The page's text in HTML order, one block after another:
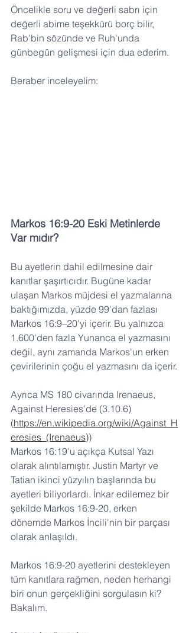
Öncelikle soru ve değerli sabrı için
değerli abime teşekkürü borç bilir,
Rab'bin sözünde ve Ruh'unda
günbegün gelişmesi için dua ederim.
Beraber inceleyelim:
Markos 16:9-20 Eski Metinlerde
Var mıdır?
Bu ayetlerin dahil edilmesine dair
kanıtlar şaşırtıcıdır. Bugüne kadar
ulaşan Markos müjdesi el yazmalarına
baktığımızda, yüzde 99'dan fazlası
Markos 16:9–20'yi içerir. Bu yalnızca
1.600'den fazla Yunanca el yazmasını
değil, aynı zamanda Markos'un erken
çevirilerinin çoğu el yazmasını da içerir.
Ayrıca MS 180 civarında Irenaeus,
Against Heresies'de (3.10.6)
(https://en.wikipedia.org/wiki/Against_H
eresies_(Irenaeus))
Markos 16:19'u açıkça Kutsal Yazı
olarak alıntılamıştır. Justin Martyr ve
Tatian ikinci yüzyılın başlarında bu
ayetleri biliyorlardı. İnkar edilemez bir
şekilde Markos 16:9-20, erken
dönemde Markos İncili'nin bir parçası
olarak anlaşıldı.
Markos 16:9-20 ayetlerini destekleyen
tüm kanıtlara rağmen, neden herhangi
biri onun gerçekliğini sorgulasın ki?
Bakalım.